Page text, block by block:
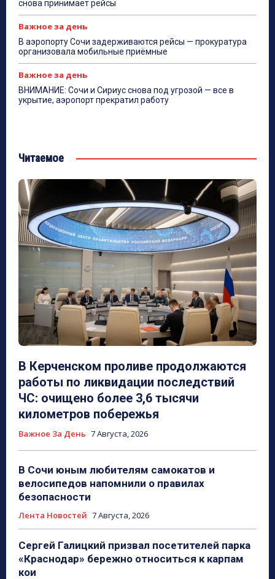
снова принимает рейсы
Важное за день
В аэропорту Сочи задерживаются рейсы — прокуратура
организовала мобильные приёмные
Важное за день
ВНИМАНИЕ: Сочи и Сириус снова под угрозой — все в
укрытие, аэропорт прекратил работу
Читаемое
В Керченском проливе продолжаются
работы по ликвидации последствий
ЧС: очищено более 3,6 тысячи
километров побережья
Важное За День 7 Августа, 2026
В Сочи юным любителям самокатов и
велосипедов напомнили о правилах
безопасности
Лента Новостей 7 Августа, 2026
Сергей Галицкий призвал посетителей парка
«Краснодар» бережно относиться к карпам
кои